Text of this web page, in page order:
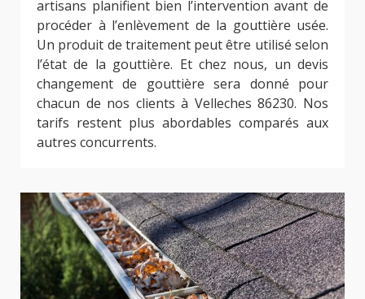
artisans planifient bien l’intervention avant de
procéder à l’enlèvement de la gouttière usée.
Un produit de traitement peut être utilisé selon
l’état de la gouttière. Et chez nous, un devis
changement de gouttière sera donné pour
chacun de nos clients à Velleches 86230. Nos
tarifs restent plus abordables comparés aux
autres concurrents.